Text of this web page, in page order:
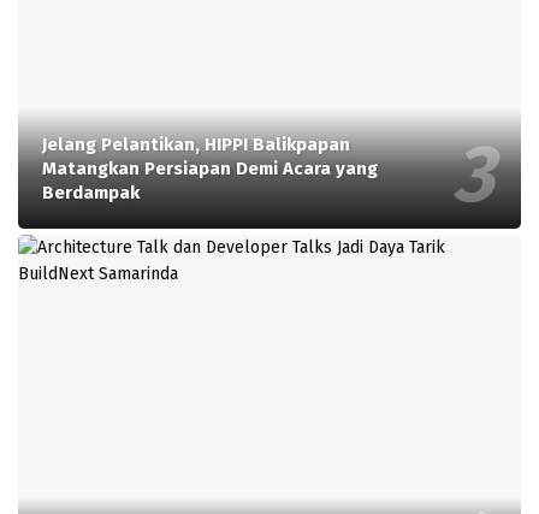
Jelang Pelantikan, HIPPI Balikpapan
Matangkan Persiapan Demi Acara yang
Berdampak